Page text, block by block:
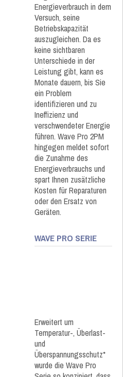
Energieverbrauch in dem
Versuch, seine
Betriebskapazität
auszugleichen. Da es
keine sichtbaren
Unterschiede in der
Leistung gibt, kann es
Monate dauern, bis Sie
ein Problem
identifizieren und zu
Ineffizienz und
verschwendeter Energie
führen. Wave Pro 2PM
hingegen meldet sofort
die Zunahme des
Energieverbrauchs und
spart Ihnen zusätzliche
Kosten für Reparaturen
oder den Ersatz von
Geräten.
WAVE PRO SERIE​
Erweitert um
Temperatur-, Überlast-
und
Überspannungsschutz*
wurde die Wave Pro